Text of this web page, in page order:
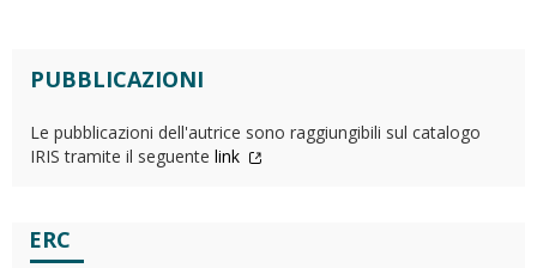
PUBBLICAZIONI
Le pubblicazioni dell'autrice sono raggiungibili sul catalogo
IRIS tramite il seguente link
ERC